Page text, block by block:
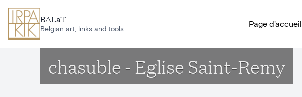
BALaT
Belgian art, links and tools
Page d'accueil
chasuble - Eglise Saint-Remy